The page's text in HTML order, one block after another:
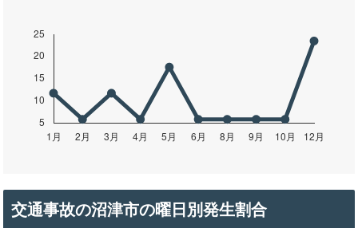
交通事故の沼津市の曜日別発生割合